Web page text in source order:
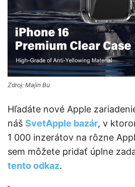
Zdroj: Majin Bu
Hľadáte nové Apple
náš SvetApple bazár, v
1 000 inzerátov na rôzne
sem môžete pridať úplne
tento odkaz.